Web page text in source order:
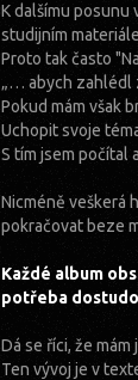
K dalšímu posunu
studijním
Proto tak často
„… abych zahlédl
Pokud mám však
Uchopit svoje
S tím jsem počítal
Nicméně veškerá
pokračovat beze
Každé album
potřeba
Dá se říci, že
Ten vývoj je v